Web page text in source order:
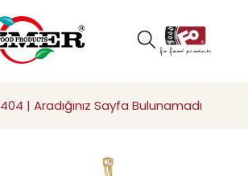
404 | Aradığınız Sayfa Bulunamadı